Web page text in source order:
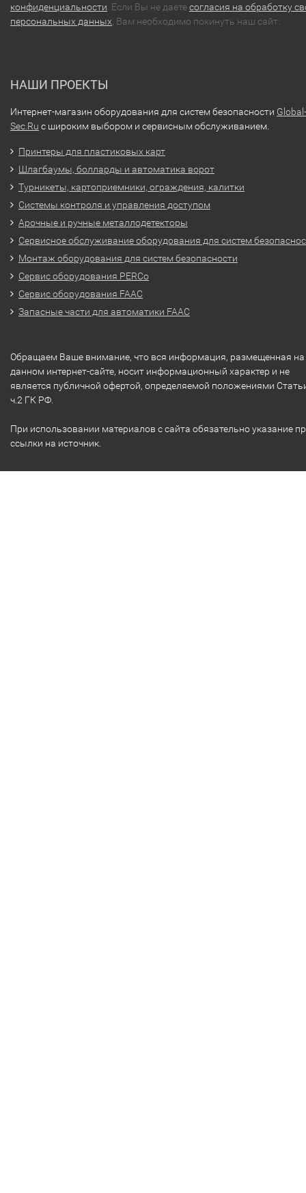
конфиденциальности . Если Вы не даетесогласия на обработку
персональных данных , Вам необходимо покинуть наш сайт.
НАШИ ПРОЕКТЫ
Интернет-магазин оборудования для систем безопасности Global-
Sec.Ru с широким выбором и сервисным обслуживанием.
Принтеры для пластиковых карт
Шлагбаумы, болларды и автоматика ворот
Турникеты, картоприемники, ограждения, калитки
Системы контроля и управления доступом
Арочные и ручные металлодетекторы
Сервисное обслуживание оборудования для систем
Монтаж оборудования для систем безопасности
Сервис оборудования PERCo
Сервис оборудования FAAC
Запасные части для автоматики FAAC
Обращаем Ваше внимание, что вся информация, размещенная на
данном интернет-сайте, носит информационный характер и не
является публичной офертой, определяемой положениями
ч.2 ГК РФ.
При использовании материалов с сайта обязательно указание
ссылки на источник.